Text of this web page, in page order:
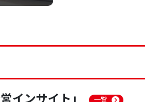
一覧